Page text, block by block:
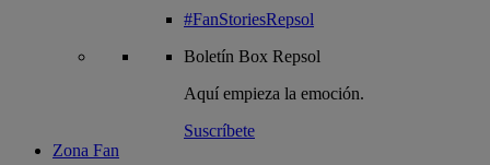
#FanStoriesRepsol
Boletín Box Repsol
Aquí empieza la emoción.
Suscríbete
Zona Fan